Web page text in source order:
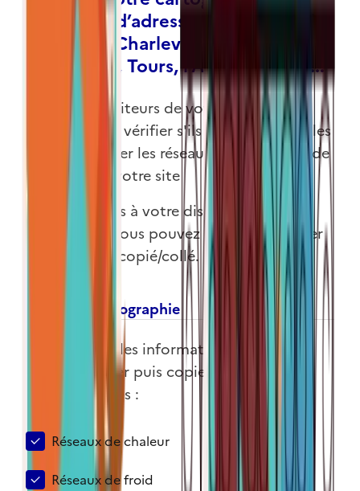
notre test d’adresses à votre site à
l’instar de Charleville-Mézières,
Strasbourg, Tours, l’ALEC de Lyon...
Offrez aux visiteurs de votre site la
possibilité de vérifier s'ils sont raccordables
ou de visualiser les réseaux de chaleur et de
froid depuis votre site
Nous mettons à votre disposition deux
iframes que vous pouvez librement utiliser
en un simple copié/collé.
1- Iframe cartographie
Sélectionnez les informations que vous
voulez afficher puis copier les lignes de
code obtenues :
Réseaux de chaleur
Réseaux de froid